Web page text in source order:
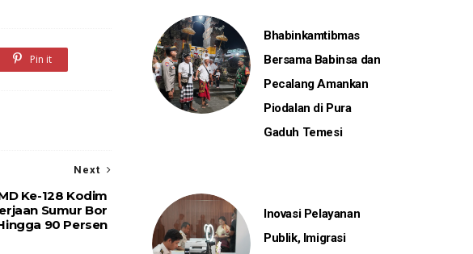
Pin it
Next
Ke-128 Kodim
Sumur Bor
90 Persen
Bhabinkamtibmas
Bersama Babinsa dan
Pecalang Amankan
Piodalan di Pura
Gaduh Temesi
Inovasi Pelayanan
Publik, Imigrasi